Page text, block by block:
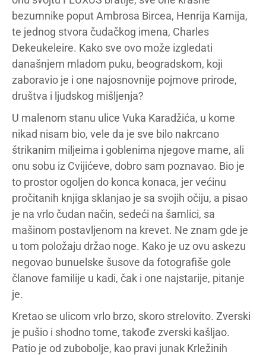
bezumnike poput Ambrosa Bircea, Henrija Kamija,
te jednog stvora čudačkog imena, Charles
Dekeukeleire. Kako sve ovo može izgledati
današnjem mladom puku, beogradskom, koji
zaboravio je i one najosnovnije pojmove prirode,
društva i ljudskog mišljenja?
U malenom stanu ulice Vuka Karadžića, u kome
nikad nisam bio, vele da je sve bilo nakrcano
štrikanim miljeima i goblenima njegove mame, ali
onu sobu iz Cvijićeve, dobro sam poznavao. Bio je
to prostor ogoljen do konca konaca, jer većinu
pročitanih knjiga sklanjao je sa svojih očiju, a pisao
je na vrlo čudan način, sedeći na šamlici, sa
mašinom postavljenom na krevet. Ne znam gde je
u tom položaju držao noge. Kako je uz ovu askezu
negovao bunuelske šusove da fotografiše gole
članove familije u kadi, čak i one najstarije, pitanje
je.
Kretao se ulicom vrlo brzo, skoro strelovito. Zverski
je pušio i shodno tome, takođe zverski kašljao.
Patio je od zubobolje, kao pravi junak Krležinih